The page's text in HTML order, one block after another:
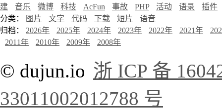
建
音乐 微博 科技 AcFun 事故 PHP 活动 语录
插件
分类：
图片 文字 代码 下载 短片
语音
归档： 2026年 2025年 2024年 2023年 2022年 2021年
2011年
2010年 2009年 2008年
© dujun.io 浙 ICP 备
33011002012788 号